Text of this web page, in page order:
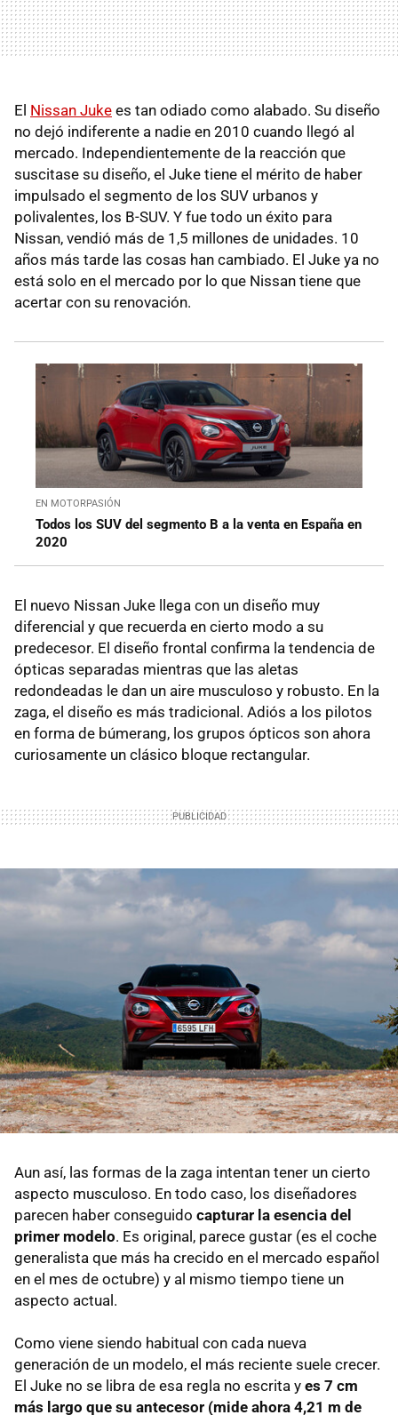
El Nissan Juke es tan odiado como alabado. Su diseño
no dejó indiferente a nadie en 2010 cuando llegó al
mercado. Independientemente de la reacción que
suscitase su diseño, el Juke tiene el mérito de haber
impulsado el segmento de los SUV urbanos y
polivalentes, los B-SUV. Y fue todo un éxito para
Nissan, vendió más de 1,5 millones de unidades. 10
años más tarde las cosas han cambiado. El Juke ya no
está solo en el mercado por lo que Nissan tiene que
acertar con su renovación.
EN MOTORPASIÓN
Todos los SUV del segmento B a la venta en España en
2020
El nuevo Nissan Juke llega con un diseño muy
diferencial y que recuerda en cierto modo a su
predecesor. El diseño frontal confirma la tendencia de
ópticas separadas mientras que las aletas
redondeadas le dan un aire musculoso y robusto. En la
zaga, el diseño es más tradicional. Adiós a los pilotos
en forma de búmerang, los grupos ópticos son ahora
curiosamente un clásico bloque rectangular.
Aun así, las formas de la zaga intentan tener un cierto
aspecto musculoso. En todo caso, los diseñadores
parecen haber conseguido capturar la esencia del
primer modelo. Es original, parece gustar (es el coche
generalista que más ha crecido en el mercado español
en el mes de octubre) y al mismo tiempo tiene un
aspecto actual.
Como viene siendo habitual con cada nueva
generación de un modelo, el más reciente suele crecer.
El Juke no se libra de esa regla no escrita y es 7 cm
más largo que su antecesor (mide ahora 4,21 m de